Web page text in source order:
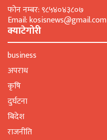
फोन नम्बर: ९८५४०४३८०७
Email: kosisnews@gmail.com
क्याटेगोरी
business
अपराध
कृषि
दुर्घटना
बिदेश
राजनीति